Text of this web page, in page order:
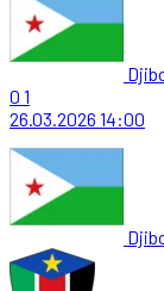
0 1
26.03.2026 14:00